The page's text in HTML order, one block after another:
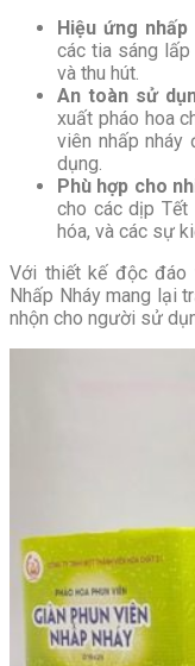
Hiệu ứng nhấp
các tia sáng
và thu hút.
An toàn sử
xuất pháo hoa
viên nhấp nháy
dụng.
Phù hợp cho
cho các dịp Tết
hóa, và các sự
Với thiết kế độc đáo
Nhấp Nháy mang lại
nhộn cho người sử